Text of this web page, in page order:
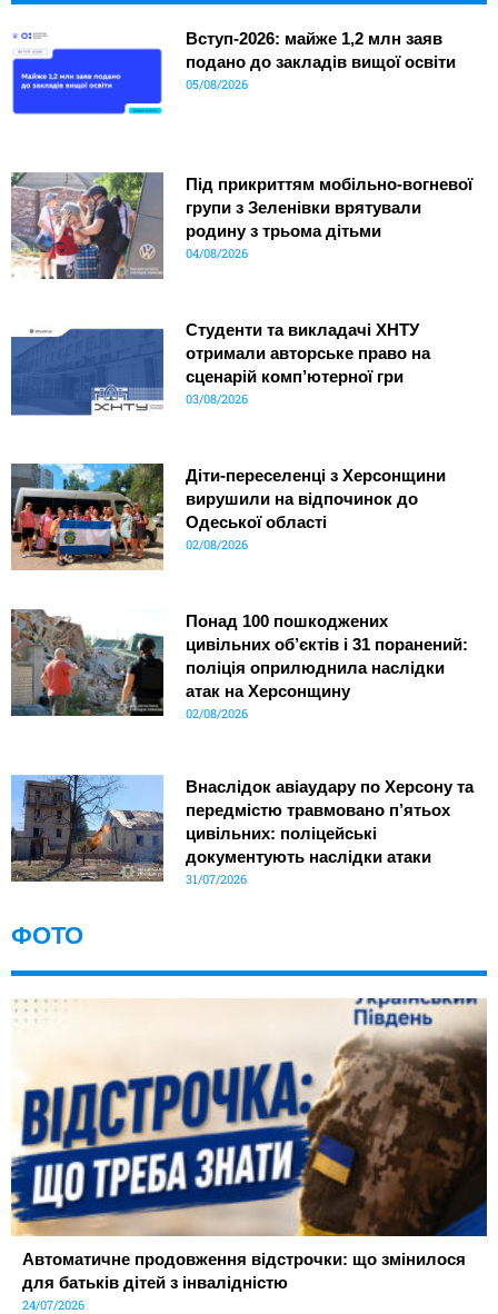
Вступ-2026: майже 1,2 млн заяв
подано до закладів вищої освіти
05/08/2026
Під прикриттям мобільно-вогневої
групи з Зеленівки врятували
родину з трьома дітьми
04/08/2026
Студенти та викладачі ХНТУ
отримали авторське право на
сценарій комп’ютерної гри
03/08/2026
Діти-переселенці з Херсонщини
вирушили на відпочинок до
Одеської області
02/08/2026
Понад 100 пошкоджених
цивільних об’єктів і 31 поранений:
поліція оприлюднила наслідки
атак на Херсонщину
02/08/2026
Внаслідок авіаудару по Херсону та
передмістю травмовано п’ятьох
цивільних: поліцейські
документують наслідки атаки
31/07/2026
ФОТО
Автоматичне продовження відстрочки: що змінилося
для батьків дітей з інвалідністю
24/07/2026